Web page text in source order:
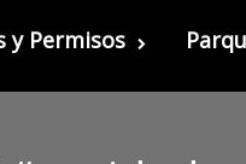
y Permisos